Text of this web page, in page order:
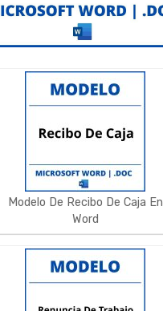
Modelo De Recibo De Caja En
Word